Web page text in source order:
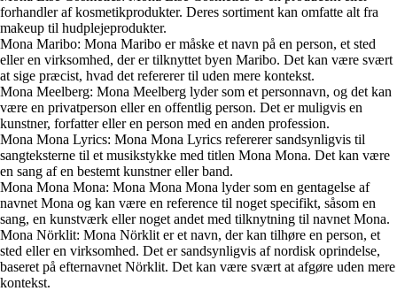
forhandler af kosmetikprodukter. Deres sortiment kan omfatte alt fra
makeup til hudplejeprodukter.
Mona Maribo: Mona Maribo er måske et navn på en person, et sted
eller en virksomhed, der er tilknyttet byen Maribo. Det kan være svært
at sige præcist, hvad det refererer til uden mere kontekst.
Mona Meelberg: Mona Meelberg lyder som et personnavn, og det kan
være en privatperson eller en offentlig person. Det er muligvis en
kunstner, forfatter eller en person med en anden profession.
Mona Mona Lyrics: Mona Mona Lyrics refererer sandsynligvis til
sangteksterne til et musikstykke med titlen Mona Mona. Det kan være
en sang af en bestemt kunstner eller band.
Mona Mona Mona: Mona Mona Mona lyder som en gentagelse af
navnet Mona og kan være en reference til noget specifikt, såsom en
sang, en kunstværk eller noget andet med tilknytning til navnet Mona.
Mona Nörklit: Mona Nörklit er et navn, der kan tilhøre en person, et
sted eller en virksomhed. Det er sandsynligvis af nordisk oprindelse,
baseret på efternavnet Nörklit. Det kan være svært at afgøre uden mere
kontekst.